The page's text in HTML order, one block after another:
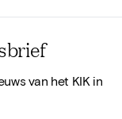
van het KIK in